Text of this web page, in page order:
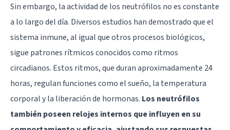
Sin embargo, la actividad de los neutrófilos no es constante
a lo largo del día. Diversos estudios han demostrado que el
sistema inmune, al igual que otros procesos biológicos,
sigue patrones rítmicos conocidos como ritmos
circadianos. Estos ritmos, que duran aproximadamente 24
horas, regulan funciones como el sueño, la temperatura
corporal y la liberación de hormonas. Los neutrófilos
también poseen relojes internos que influyen en su